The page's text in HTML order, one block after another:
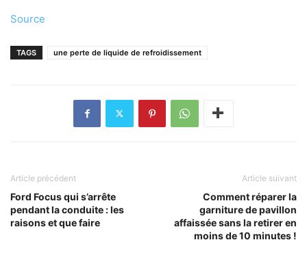
Source
TAGS une perte de liquide de refroidissement
Article précédent
Ford Focus qui s’arrête
pendant la conduite : les
raisons et que faire
Article suivant
Comment réparer la
garniture de pavillon
affaissée sans la retirer en
moins de 10 minutes !